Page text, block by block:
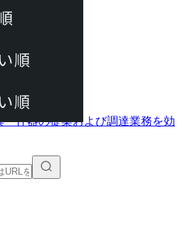
に追加
順
順